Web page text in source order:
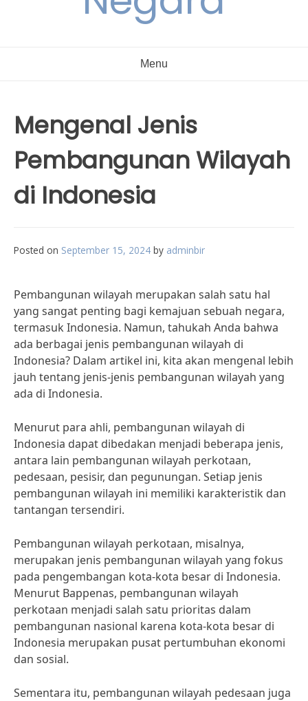
Menu
Mengenal Jenis
Pembangunan Wilayah
di Indonesia
Posted on September 15, 2024 by adminbir
Pembangunan wilayah merupakan salah satu hal
yang sangat penting bagi kemajuan sebuah negara,
termasuk Indonesia. Namun, tahukah Anda bahwa
ada berbagai jenis pembangunan wilayah di
Indonesia? Dalam artikel ini, kita akan mengenal lebih
jauh tentang jenis-jenis pembangunan wilayah yang
ada di Indonesia.
Menurut para ahli, pembangunan wilayah di
Indonesia dapat dibedakan menjadi beberapa jenis,
antara lain pembangunan wilayah perkotaan,
pedesaan, pesisir, dan pegunungan. Setiap jenis
pembangunan wilayah ini memiliki karakteristik dan
tantangan tersendiri.
Pembangunan wilayah perkotaan, misalnya,
merupakan jenis pembangunan wilayah yang fokus
pada pengembangan kota-kota besar di Indonesia.
Menurut Bappenas, pembangunan wilayah
perkotaan menjadi salah satu prioritas dalam
pembangunan nasional karena kota-kota besar di
Indonesia merupakan pusat pertumbuhan ekonomi
dan sosial.
Sementara itu, pembangunan wilayah pedesaan juga